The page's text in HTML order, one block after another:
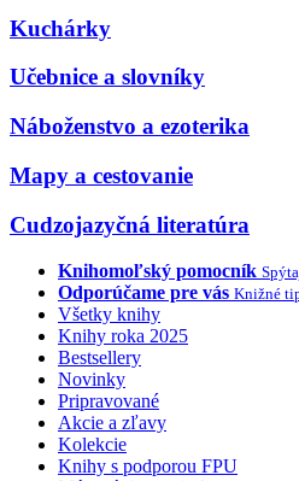
Kuchárky
Učebnice a slovníky
Náboženstvo a ezoterika
Mapy a cestovanie
Cudzojazyčná literatúra
Knihomoľský pomocník
Odporúčame pre vás Knižné
Všetky knihy
Knihy roka 2025
Bestsellery
Novinky
Pripravované
Akcie a zľavy
Kolekcie
Knihy s podporou FPU